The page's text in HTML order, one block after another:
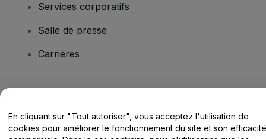
Services corporatifs
Salle de presse
Carrières
Centre d'assistance / Nous contacter
En cliquant sur "Tout autoriser", vous acceptez l'utilisation de
cookies pour améliorer le fonctionnement du site et son efficacité